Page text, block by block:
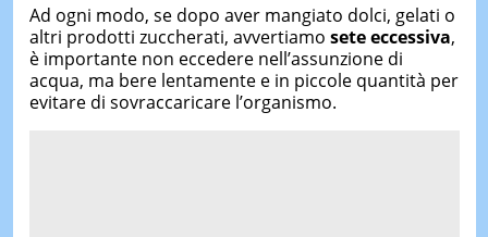
Ad ogni modo, se dopo aver mangiato dolci, gelati o
altri prodotti zuccherati, avvertiamo sete eccessiva,
è importante non eccedere nell’assunzione di
acqua, ma bere lentamente e in piccole quantità per
evitare di sovraccaricare l’organismo.